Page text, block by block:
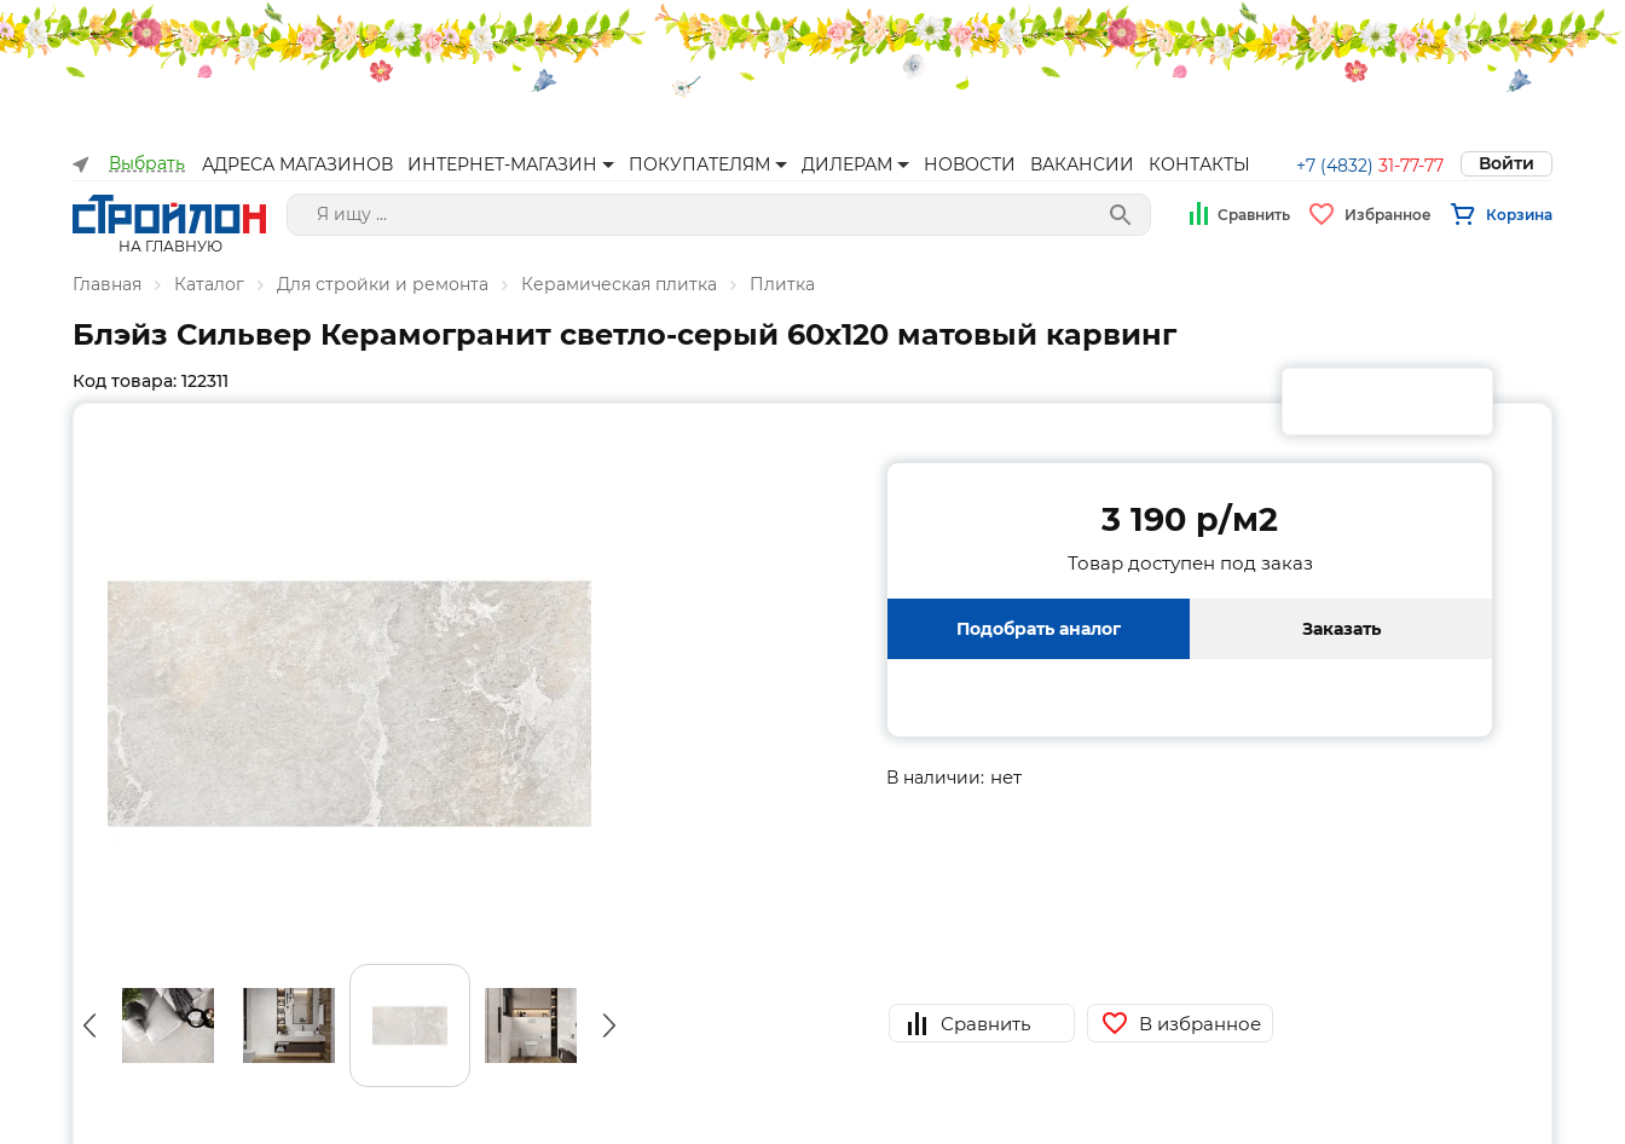
Выбрать АДРЕСА МАГАЗИНОВ ИНТЕРНЕТ-МАГАЗИН ПОКУПАТЕЛЯМ ДИЛЕРАМ НОВОСТИ ВАКАНСИИ КОНТАКТЫ +7 (4832) 31-77-77 Войти
НА ГЛАВНУЮ
Сравнить Избранное Корзина
Главная Каталог Для стройки и ремонта Керамическая плитка Плитка
Блэйз Сильвер Керамогранит светло-серый 60х120 матовый карвинг
Код товара: 122311
3 190 p/м2
Товар доступен под заказ
Подобрать аналог Заказать
В наличии: нет
Сравнить В избранное